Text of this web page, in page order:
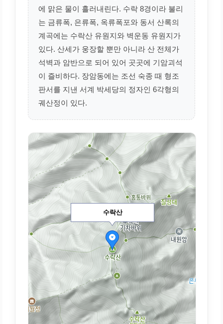
에 맑은 물이 흘러내린다. 수락 8경이라 불리
는 금류폭, 은류폭, 옥류폭포와 동서 산록의
계곡에는 수락산 유원지와 벽운동 유원지가
있다. 산세가 웅장할 뿐만 아니라 산 전체가
석벽과 암반으로 되어 있어 곳곳에 기암괴석
이 즐비하다. 장암동에는 조선 숙종 때 형조
판서를 지낸 서계 박세당의 정자인 6각형의
궤산정이 있다.
수락산